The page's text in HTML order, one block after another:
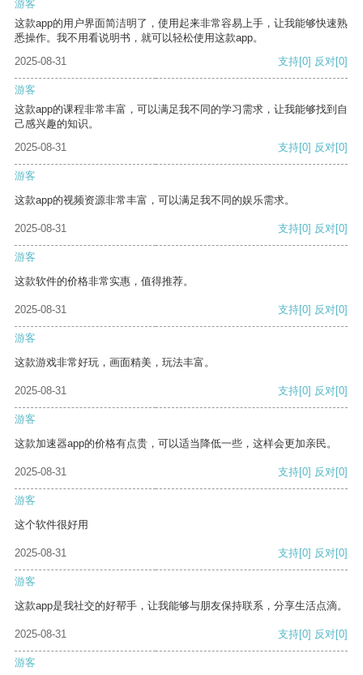
游客
这款app的用户界面简洁明了，使用起来非常容易上手，让我能够快速熟
悉操作。我不用看说明书，就可以轻松使用这款app。
2025-08-31
支持[0] 反对[0]
游客
这款app的课程非常丰富，可以满足我不同的学习需求，让我能够找到自
己感兴趣的知识。
2025-08-31
支持[0] 反对[0]
游客
这款app的视频资源非常丰富，可以满足我不同的娱乐需求。
2025-08-31 支持[0] 反对[0]
游客
这款软件的价格非常实惠，值得推荐。
2025-08-31 支持[0] 反对[0]
游客
这款游戏非常好玩，画面精美，玩法丰富。
2025-08-31 支持[0] 反对[0]
游客
这款加速器app的价格有点贵，可以适当降低一些，这样会更加亲民。
2025-08-31 支持[0] 反对[0]
游客
这个软件很好用
2025-08-31 支持[0] 反对[0]
游客
这款app是我社交的好帮手，让我能够与朋友保持联系，分享生活点滴。
2025-08-31 支持[0] 反对[0]
游客